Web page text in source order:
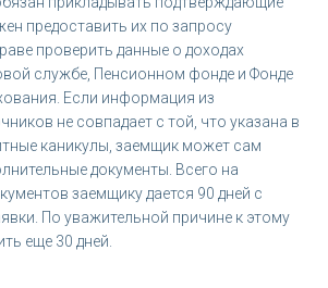
предоставить их по запросу
проверить данные о доходах
службе, Пенсионном фонде и Фонде
Если информация из
не совпадает с той, что указана в
каникулы, заемщик может сам
документы. Всего на
заемщику дается 90 дней с
По уважительной причине к этому
еще 30 дней.